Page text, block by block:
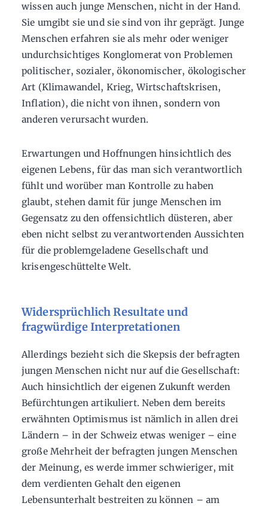
wissen auch junge Menschen, nicht in der Hand.
Sie umgibt sie und sie sind von ihr geprägt. Junge
Menschen erfahren sie als mehr oder weniger
undurchsichtiges Konglomerat von Problemen
politischer, sozialer, ökonomischer, ökologischer
Art (Klimawandel, Krieg, Wirtschaftskrisen,
Inflation), die nicht von ihnen, sondern von
anderen verursacht wurden.
Erwartungen und Hoffnungen hinsichtlich des
eigenen Lebens, für das man sich verantwortlich
fühlt und worüber man Kontrolle zu haben
glaubt, stehen damit für junge Menschen im
Gegensatz zu den offensichtlich düsteren, aber
eben nicht selbst zu verantwortenden Aussichten
für die problemgeladene Gesellschaft und
krisengeschüttelte Welt.
Widersprüchlich Resultate und
fragwürdige Interpretationen
Allerdings bezieht sich die Skepsis der befragten
jungen Menschen nicht nur auf die Gesellschaft:
Auch hinsichtlich der eigenen Zukunft werden
Befürchtungen artikuliert. Neben dem bereits
erwähnten Optimismus ist nämlich in allen drei
Ländern – in der Schweiz etwas weniger – eine
große Mehrheit der befragten jungen Menschen
der Meinung, es werde immer schwieriger, mit
dem verdienten Gehalt den eigenen
Lebensunterhalt bestreiten zu können – am